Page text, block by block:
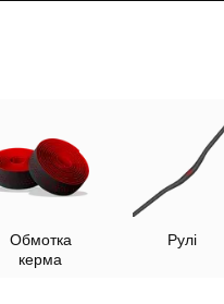
Обмотка
керма
Рулі